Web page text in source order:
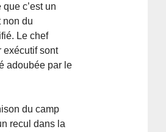
c’est un
non du
Le chef
exécutif sont
adoubée par le
du camp
recul dans la